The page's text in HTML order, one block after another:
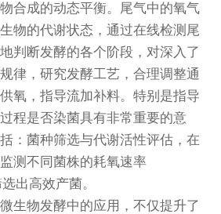
合成的动态平衡。尾气中的氧气
物的代谢状态，通过在线检测尾
判断发酵的各个阶段，对深入了
律，研究发酵工艺，合理调整通
氧，指导流加补料。特别是指导
程是否染菌具有非常重要的意
：菌种筛选与代谢活性评估，在
测不同菌株的耗氧速率
出高效产菌。
生物发酵中的应用，不仅提升了